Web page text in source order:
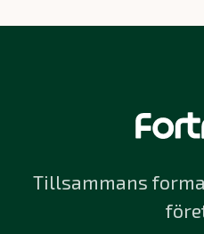
Tillsammans